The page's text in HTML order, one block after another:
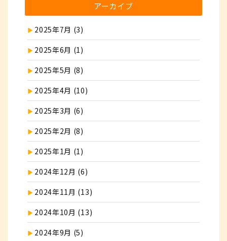
アーカイブ
2025年7月 (3)
2025年6月 (1)
2025年5月 (8)
2025年4月 (10)
2025年3月 (6)
2025年2月 (8)
2025年1月 (1)
2024年12月 (6)
2024年11月 (13)
2024年10月 (13)
2024年9月 (5)